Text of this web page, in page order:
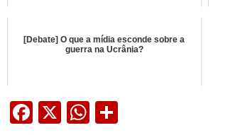
[Debate] O que a mídia esconde sobre a
guerra na Ucrânia?
Facebook
X WhatsApp